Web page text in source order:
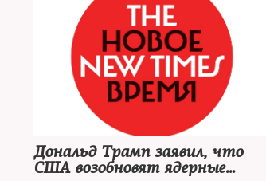
Дональд Трамп заявил, что
США возобновят ядерные